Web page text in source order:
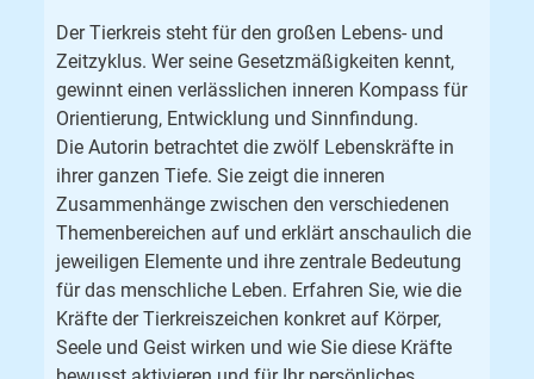
Der Tierkreis steht für den großen Lebens- und
Zeitzyklus. Wer seine Gesetzmäßigkeiten kennt,
gewinnt einen verlässlichen inneren Kompass für
Orientierung, Entwicklung und Sinnfindung.
Die Autorin betrachtet die zwölf Lebenskräfte in
ihrer ganzen Tiefe. Sie zeigt die inneren
Zusammenhänge zwischen den verschiedenen
Themenbereichen auf und erklärt anschaulich die
jeweiligen Elemente und ihre zentrale Bedeutung
für das menschliche Leben. Erfahren Sie, wie die
Kräfte der Tierkreiszeichen konkret auf Körper,
Seele und Geist wirken und wie Sie diese Kräfte